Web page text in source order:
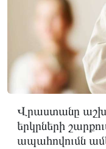
Վրաստանը
երկրների
ապահովումն